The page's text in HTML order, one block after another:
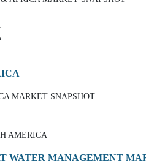
MARKET SNAPSHOT
AMERICA
WATER MANAGEMENT